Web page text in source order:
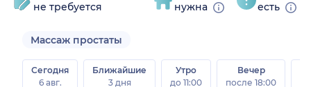
не требуется
нужна
есть
Массаж простаты
Сегодня
6 авг.
Ближайшие
3 дня
Утро
до 11:00
Вечер
после 18:00